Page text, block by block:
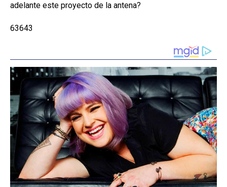
adelante este proyecto de la antena?
63643